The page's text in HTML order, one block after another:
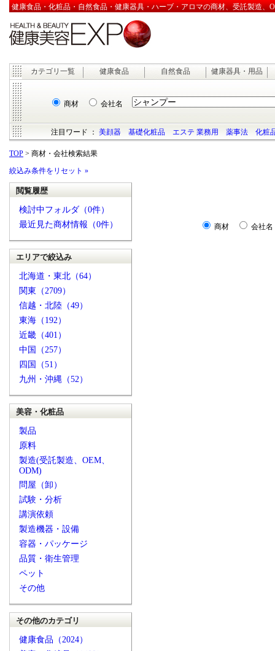
健康食品・化粧品・自然食品・健康器具・ハーブ・アロマの商材、受託製造、
カテゴリ一覧 健康食品 自然食品 健康器具・用品
商材 会社名
注目ワード ：美顔器 基礎化粧品 エステ 業務用 薬事法 化粧
TOP > 商材・会社検索結果
絞込み条件をリセット »
閲覧履歴
検討中フォルダ（0件）
最近見た商材情報（0件）
エリアで絞込み
北海道・東北（64）
関東（2709）
信越・北陸（49）
東海（192）
近畿（401）
中国（257）
四国（51）
九州・沖縄（52）
美容・化粧品
製品
原料
製造(受託製造、OEM、
ODM)
問屋（卸）
試験・分析
講演依頼
製造機器・設備
容器・パッケージ
品質・衛生管理
ペット
その他
その他のカテゴリ
健康食品（2024）
商材 会社名